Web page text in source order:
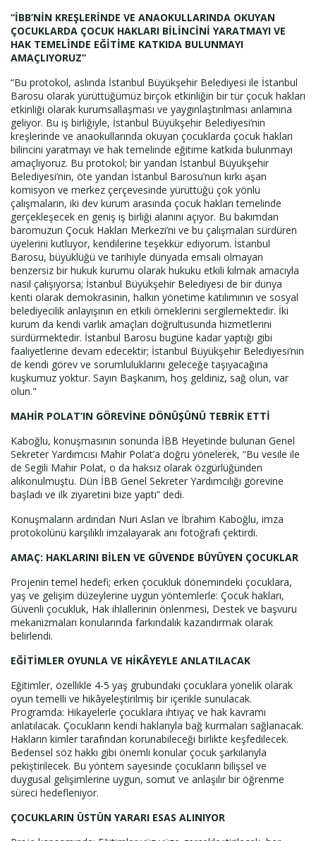
“İBB’NİN KREŞLERİNDE VE ANAOKULLARINDA OKUYAN
ÇOCUKLARDA ÇOCUK HAKLARI BİLİNCİNİ YARATMAYI VE
HAK TEMELİNDE EĞİTİME KATKIDA BULUNMAYI
AMAÇLIYORUZ”
“Bu protokol, aslında İstanbul Büyükşehir Belediyesi ile İstanbul
Barosu olarak yürüttüğümüz birçok etkinliğin bir tür çocuk hakları
etkinliği olarak kurumsallaşması ve yaygınlaştırılması anlamına
geliyor. Bu iş birliğiyle, İstanbul Büyükşehir Belediyesi’nin
kreşlerinde ve anaokullarında okuyan çocuklarda çocuk hakları
bilincini yaratmayı ve hak temelinde eğitime katkıda bulunmayı
amaçlıyoruz. Bu protokol; bir yandan İstanbul Büyükşehir
Belediyesi’nin, öte yandan İstanbul Barosu’nun kırkı aşan
komisyon ve merkez çerçevesinde yürüttüğü çok yönlü
çalışmaların, iki dev kurum arasında çocuk hakları temelinde
gerçekleşecek en geniş iş birliği alanını açıyor. Bu bakımdan
baromuzun Çocuk Hakları Merkezi’ni ve bu çalışmaları sürdüren
üyelerini kutluyor, kendilerine teşekkür ediyorum. İstanbul
Barosu, büyüklüğü ve tarihiyle dünyada emsali olmayan
benzersiz bir hukuk kurumu olarak hukuku etkili kılmak amacıyla
nasıl çalışıyorsa; İstanbul Büyükşehir Belediyesi de bir dünya
kenti olarak demokrasinin, halkın yönetime katılımının ve sosyal
belediyecilik anlayışının en etkili örneklerini sergilemektedir. İki
kurum da kendi varlık amaçları doğrultusunda hizmetlerini
sürdürmektedir. İstanbul Barosu bugüne kadar yaptığı gibi
faaliyetlerine devam edecektir; İstanbul Büyükşehir Belediyesi’nin
de kendi görev ve sorumluluklarını geleceğe taşıyacağına
kuşkumuz yoktur. Sayın Başkanım, hoş geldiniz, sağ olun, var
olun."
MAHİR POLAT’IN GÖREVİNE DÖNÜŞÜNÜ TEBRİK ETTİ
Kaboğlu, konuşmasının sonunda İBB Heyetinde bulunan Genel
Sekreter Yardımcısı Mahir Polat’a doğru yönelerek, “Bu vesile ile
de Segili Mahir Polat, o da haksız olarak özgürlüğünden
alıkonulmuştu. Dün İBB Genel Sekreter Yardımcılığı görevine
başladı ve ilk ziyaretini bize yaptı” dedi.
Konuşmaların ardından Nuri Aslan ve İbrahim Kaboğlu, imza
protokolünü karşılıklı imzalayarak anı fotoğrafı çektirdi.
AMAÇ: HAKLARINI BİLEN VE GÜVENDE BÜYÜYEN ÇOCUKLAR
Projenin temel hedefi; erken çocukluk dönemindeki çocuklara,
yaş ve gelişim düzeylerine uygun yöntemlerle: Çocuk hakları,
Güvenli çocukluk, Hak ihlallerinin önlenmesi, Destek ve başvuru
mekanizmaları konularında farkındalık kazandırmak olarak
belirlendi.
EĞİTİMLER OYUNLA VE HİKÂYEYLE ANLATILACAK
Eğitimler, özellikle 4-5 yaş grubundaki çocuklara yönelik olarak
oyun temelli ve hikâyeleştirilmiş bir içerikle sunulacak.
Programda: Hikayelerle çocuklara ihtiyaç ve hak kavramı
anlatılacak. Çocukların kendi haklarıyla bağ kurmaları sağlanacak.
Hakların kimler tarafından korunabileceği birlikte keşfedilecek.
Bedensel söz hakkı gibi önemli konular çocuk şarkılarıyla
pekiştirilecek. Bu yöntem sayesinde çocukların bilişsel ve
duygusal gelişimlerine uygun, somut ve anlaşılır bir öğrenme
süreci hedefleniyor.
ÇOCUKLARIN ÜSTÜN YARARI ESAS ALINIYOR